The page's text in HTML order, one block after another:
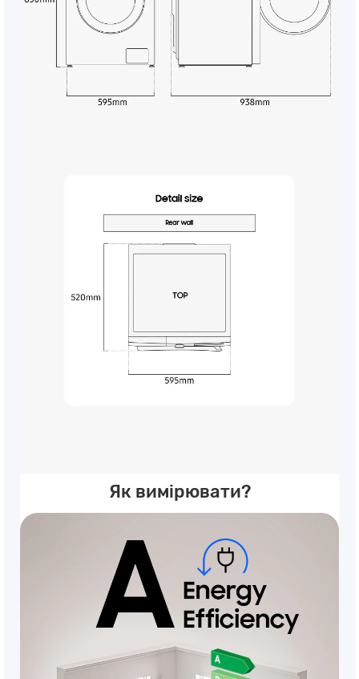
Як вимірювати?